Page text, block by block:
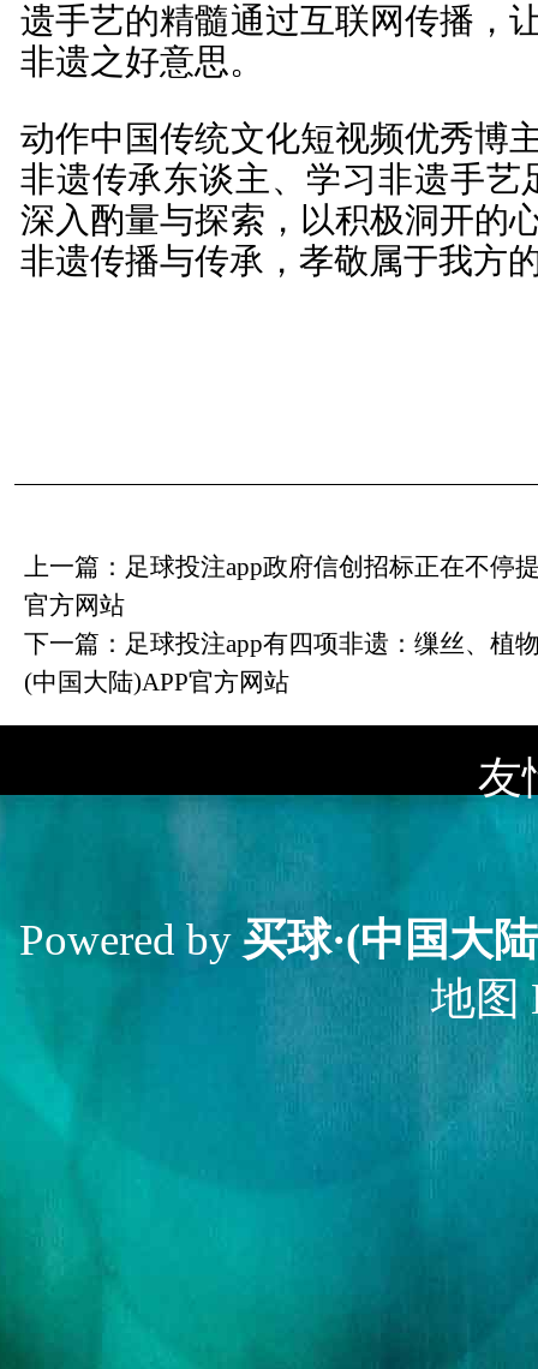
遗手艺的精髓通过互联网传播，
非遗之好意思。
动作中国传统文化短视频优秀博
非遗传承东谈主、学习非遗手艺
深入酌量与探索，以积极洞开的
非遗传播与传承，孝敬属于我方
上一篇： 足球投注app政府信创招标正在不停
官方网站
下一篇： 足球投注app有四项非遗：缫丝、植
(中国大陆)APP官方网站
友
Powered by 买球·(中国大
地图